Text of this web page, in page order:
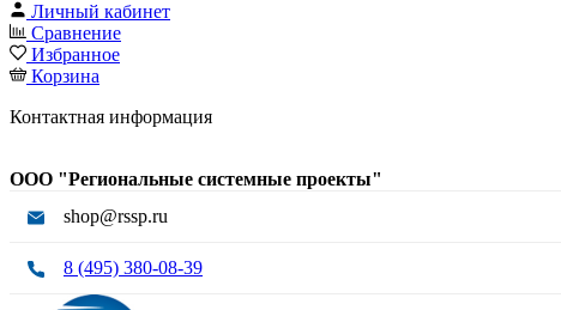
Личный кабинет
Сравнение
Избранное
Корзина
Контактная информация
ООО "Региональные системные проекты"
shop@rssp.ru
8 (495) 380-08-39